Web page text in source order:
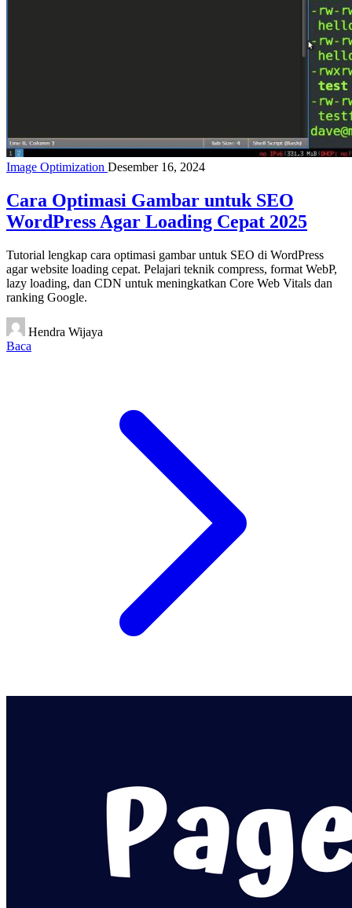
Image Optimization Desember 16, 2024
Cara Optimasi Gambar untuk SEO
WordPress Agar Loading Cepat 2025
Tutorial lengkap cara optimasi gambar untuk SEO di WordPress
agar website loading cepat. Pelajari teknik compress, format WebP,
lazy loading, dan CDN untuk meningkatkan Core Web Vitals dan
ranking Google.
Hendra Wijaya
Baca